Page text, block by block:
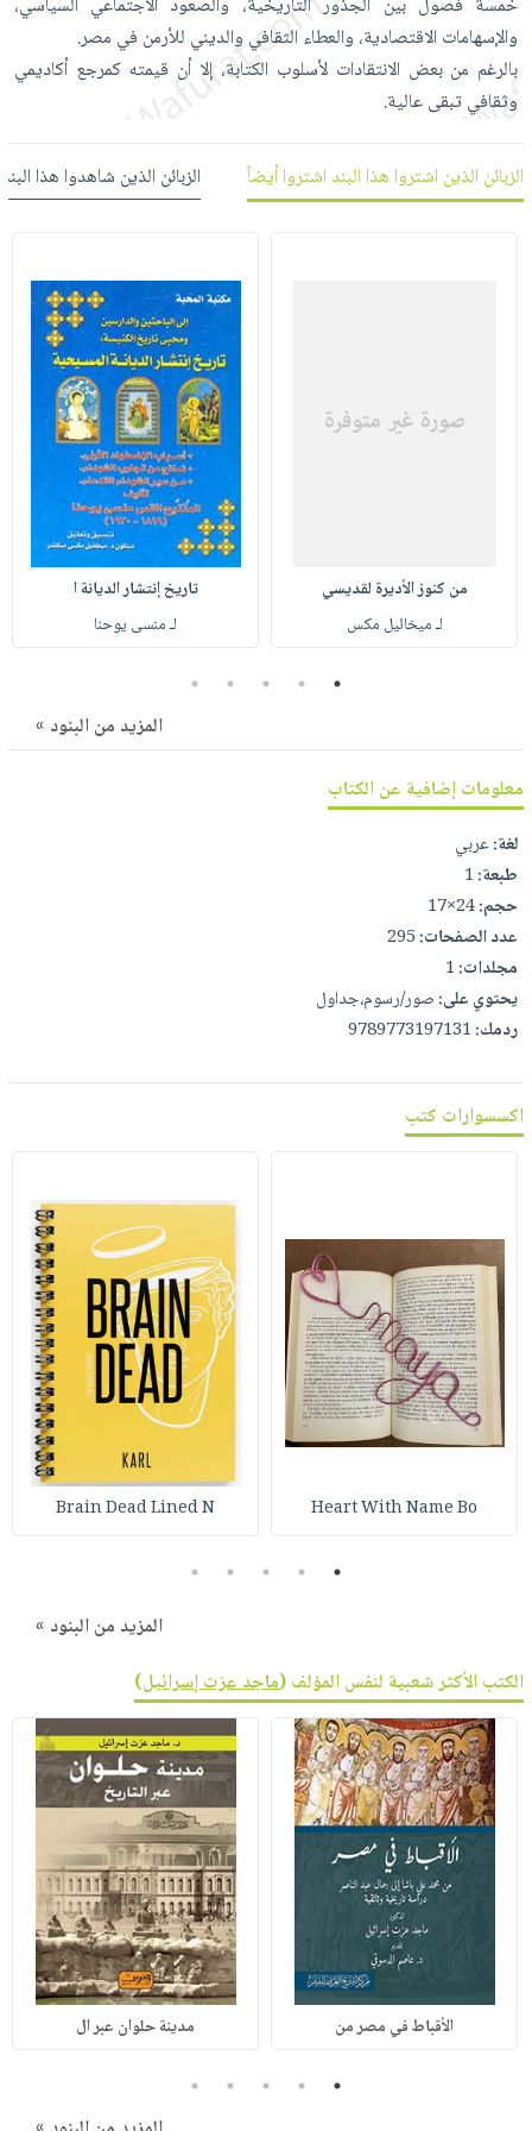
العناية
بالأسنان
الحمية
والتغذية
أدوات
المائدة
الأوعية
أدوات
المطبخ
الأكثر
مبيعاً
العودة
للمدارس
اكسسوارات
كتب
حلي
أطفال
مناسبات
شحن
مجاني
بنود
اشتراكات
كلبحث
متقدم
عن
أسئلة
طرحها
وفرات
انشر
تواصل
معنا
حسابك
التسوق
نشرة
خمسة فصول بين الجذور التاريخية، والصعود الاجتماعي السياسي،
والإسهامات الاقتصادية، والعطاء الثقافي والديني للأرمن في مصر.
بالرغم من بعض الانتقادات لأسلوب الكتابة، إلا أن قيمته كمرجع أكاديمي
وثقافي تبقى عالية.
الزبائن الذين اشتروا هذا البند اشتروا أيضاً الزبائن الذين شاهدوا هذا
من كنوز الأديرة لقديسي
لـ ميخائيل مكس
تاريخ إنتشار الديانة ا
لـ منسى يوحنا
1
2
3
4
5
المزيد من البنود »
معلومات إضافية عن الكتاب
لغة:عربي
طبعة:1
حجم:24×17
عدد الصفحات:295
مجلدات:1
يحتوي على:صور/رسوم،جداول
ردمك:9789773197131
اكسسوارات كتب
Heart With Name Bo
Brain Dead Lined N
1
2
3
4
5
المزيد من البنود »
الكتب الأكثر شعبية لنفس المؤلف (ماجد عزت إسرائيل)
الأقباط في مصر من مدينة حلوان عبر ال
1
2
3
4
5